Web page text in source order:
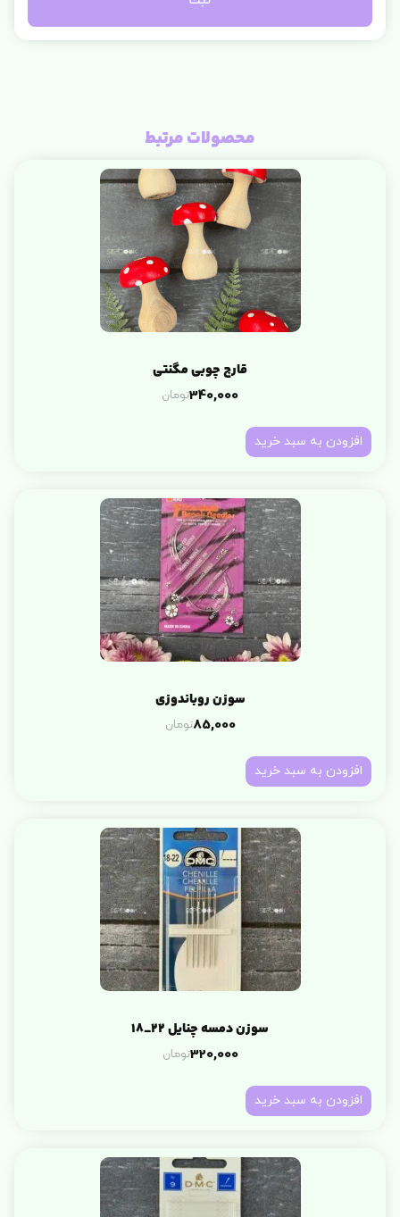
محصولات مرتبط
قارچ چوبی مگنتی
340,000تومان
افزودن به سبد خرید
سوزن روباندوزی
85,000تومان
افزودن به سبد خرید
سوزن دمسه چنایل 22_18
320,000تومان
افزودن به سبد خرید